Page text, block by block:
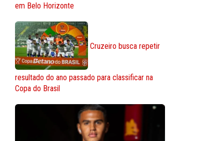
em Belo Horizonte
Cruzeiro busca repetir
resultado do ano passado para classificar na
Copa do Brasil